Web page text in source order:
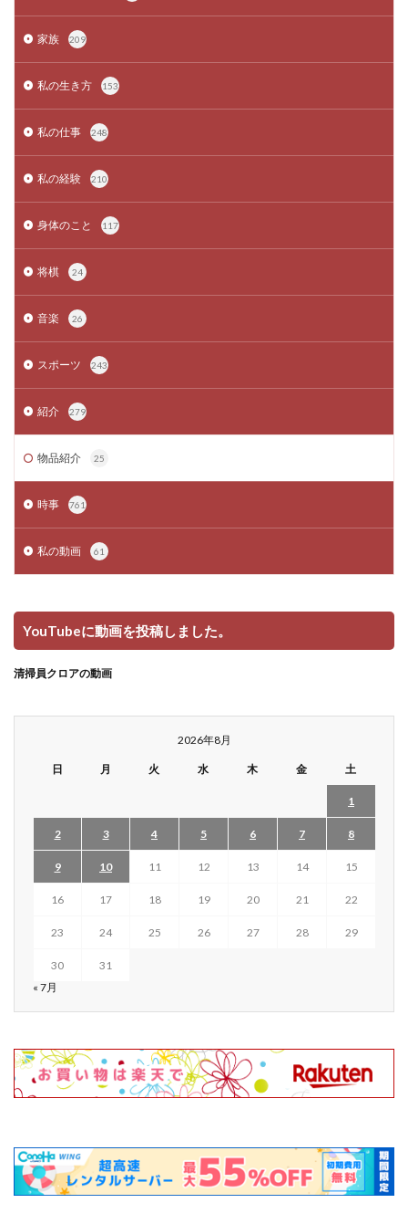
家族 209
私の生き方 153
私の仕事 248
私の経験 210
身体のこと 117
将棋 24
音楽 26
スポーツ 243
紹介 279
物品紹介 25
時事 761
私の動画 61
YouTubeに動画を投稿しました。
清掃員クロアの動画
2026年8月
日 月 火 水 木 金 土
1
2 3 4 5 6 7 8
9 10 11 12 13 14 15
16 17 18 19 20 21 22
23 24 25 26 27 28 29
30
31
« 7月